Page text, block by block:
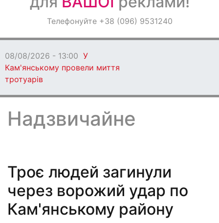
ОголошенняТелефонуйте +38 (096) 9531240
08/08/2026 - 12:00
запрошують взяти участь у регаті в Дніпрі
Надзвичайне
Троє людей загинули
через ворожий удар по
Кам'янському району